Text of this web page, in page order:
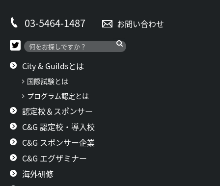
03-5464-1487 お問い合わせ
City & Guildsとは
国際試験とは
プログラム認定とは
認定校＆スポンサー
C&G 認定校・導入校
C&G スポンサー企業
C&G エグザミナー
海外研修